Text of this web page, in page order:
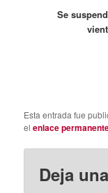
Se
Esta entrada fue
elenlace
Deja